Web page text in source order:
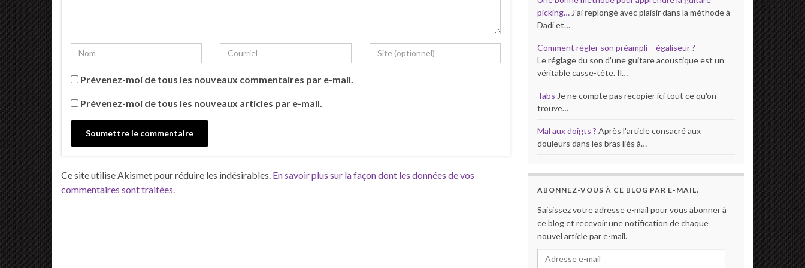
Prévenez-moi de tous les nouveaux commentaires par e-mail.
Prévenez-moi de tous les nouveaux articles par e-mail.
Ce site utilise Akismet pour réduire les indésirables. En savoir plus sur la façon dont les données de vos
commentaires sont traitées
picking… J'ai replongé avec plaisir dans la méthode à
Dadi et…
Comment régler son préampli – égaliseur ?
Le réglage du son d'une guitare acoustique est un
véritable casse-tête. Il…
Tabs Je ne compte pas recopier ici tout ce qu'on
trouve…
Mal aux doigts ? Après l'article consacré aux
douleurs dans les bras liés à…
ABONNEZ-VOUS À CE BLOG PAR E-MAIL.
Saisissez votre adresse e-mail pour vous abonner à
ce blog et recevoir une notification de chaque
nouvel article par e-mail.
Adresse e-mail